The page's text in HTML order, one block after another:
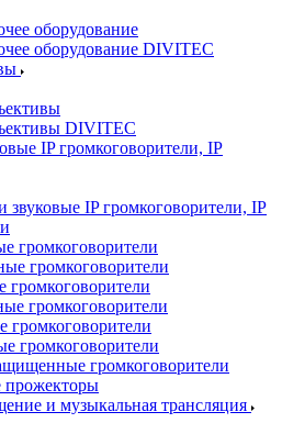
оборудование
оборудование DIVITEC
DIVITEC
IP громкоговорители, IP
звуковые IP громкоговорители, IP
громкоговорители
громкоговорители
громкоговорители
громкоговорители
громкоговорители
громкоговорители
громкоговорители
прожекторы
и музыкальная трансляция